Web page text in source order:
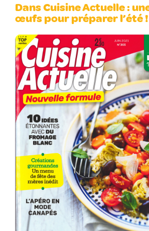
Dans Cuisine Actuelle :
œufs pour préparer l’été !